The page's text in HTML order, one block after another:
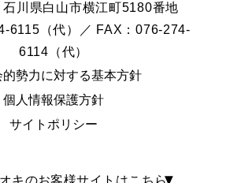
川県白山市横江町5180番地
6115（代）／ FAX：076-274-
6114（代）
的勢力に対する基本方針
個人情報保護方針
サイトポリシー
キのお客様サイトはこちら